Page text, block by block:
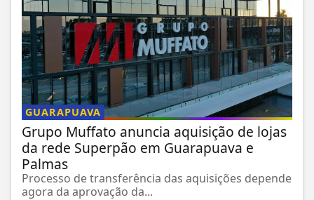
GUARAPUAVA
Grupo Muffato anuncia aquisição de lojas
da rede Superpão em Guarapuava e
Palmas
Processo de transferência das aquisições depende
agora da aprovação da...